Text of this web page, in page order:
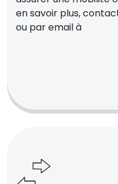
en savoir plus,
ou par email à